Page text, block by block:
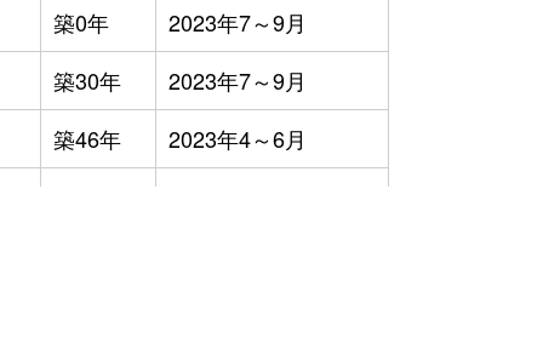
築0年
2023年7～9月
築30年
2023年7～9月
築46年
2023年4～6月